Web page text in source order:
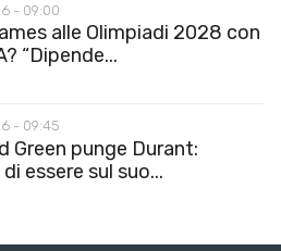
- 09:00
alle Olimpiadi 2028 con
“Dipende...
- 09:45
Green punge Durant:
essere sul suo...